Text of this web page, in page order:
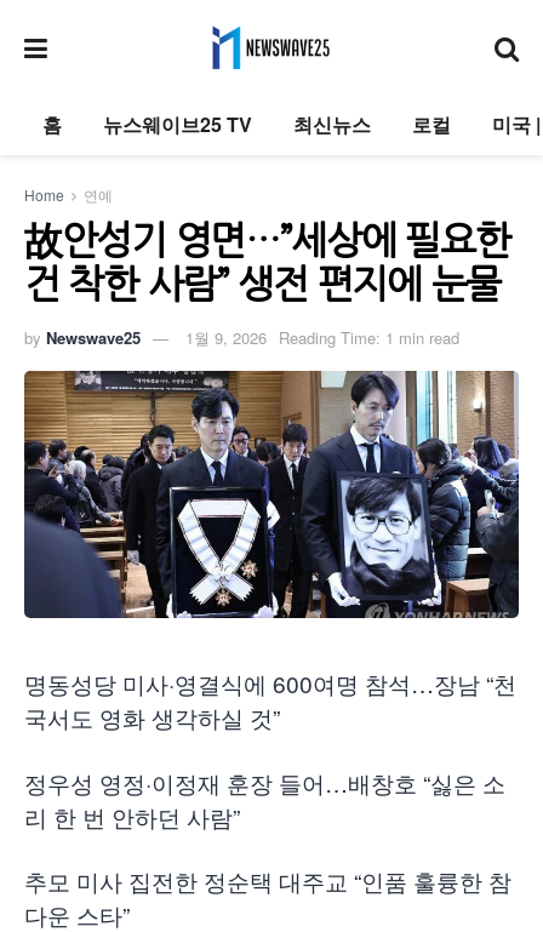
홈 뉴스웨이브25 TV 최신뉴스 로컬 미국
Home 연예
故안성기 영면…”세상에 필요한
건 착한 사람” 생전 편지에 눈물
by Newswave25 1월 9, 2026 Reading Time: 1 min read
명동성당 미사·영결식에 600여명 참석…장남 “천
국서도 영화 생각하실 것”
정우성 영정·이정재 훈장 들어…배창호 “싫은 소
리 한 번 안하던 사람”
추모 미사 집전한 정순택 대주교 “인품 훌륭한 참
다운 스타”